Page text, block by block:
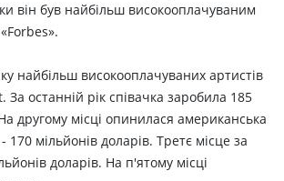
він був найбільш високооплачуваним
найбільш високооплачуваних артистів
останній рік співачка заробила 185
другому місці опинилася американська
мільйонів доларів. Третє місце за
доларів. На п'ятому місці